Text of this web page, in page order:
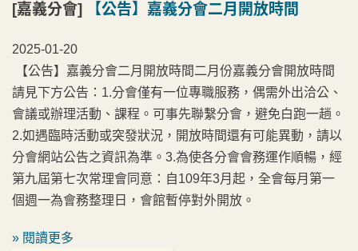
[嘉義分會] 【公告】嘉義分會二月開放時間
2025-01-20
【公告】嘉義分會二月開放時間二月份嘉義分會開放時間
請見下方公告：1.分會僅有一位專職服務，偶需外出洽公、
會議或辦理活動、課程。可事先聯繫分會，避免白跑一趟。
2.如遇臨時活動或突發狀況，開放時間還有可能異動，請以
分會網站公告之資訊為準。3.為使各分會會務運作順暢，經
第九屆第七次常理會同意：自109年3月起，全會每月第一
個週一為會務整理日，會館暫停對外開放。
» 閱讀更多